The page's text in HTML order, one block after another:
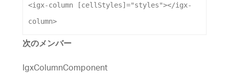
<igx-column [cellStyles] ="styles"></igx-
column>
次のメンバー
IgxColumnComponent